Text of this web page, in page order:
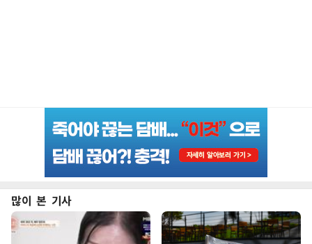
많이 본 기사